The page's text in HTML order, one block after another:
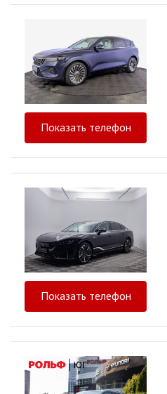
Показать телефон
Показать телефон